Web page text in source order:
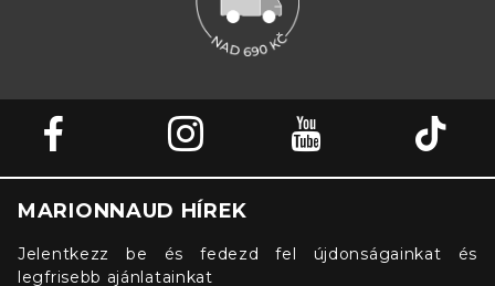
MARIONNAUD HÍREK
Jelentkezz be és fedezd fel újdonságainkat és
legfrisebb ajánlatainkat